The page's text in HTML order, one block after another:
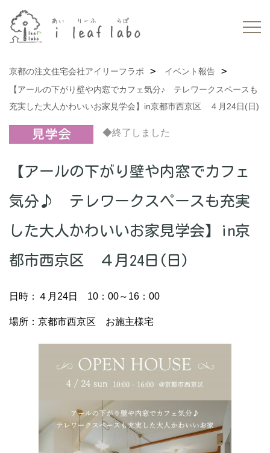
京都の注文住宅会社アイリーフラボ
イベント報告
【アールの下がり壁や内窓でカフェ気分♪ テレワークスペースも
充実した大人かわいいお家見学会】in京都市西京区 ４月24日(日)
◆終了しました
【アールの下がり壁や内窓でカフェ
気分♪ テレワークスペースも充実
した大人かわいいお家見学会】in京
都市西京区 ４月24日(日)
日時：４月24日 10：00～16：00
場所：京都市西京区 お施主様宅